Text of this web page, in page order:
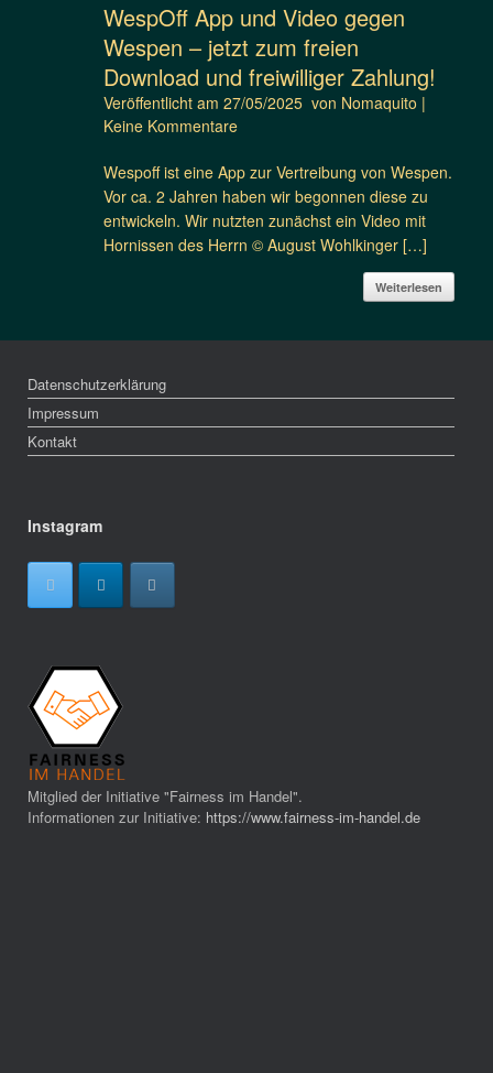
WespOff App und Video gegen
Wespen – jetzt zum freien
Download und freiwilliger Zahlung!
Veröffentlicht am 27/05/2025 von Nomaquito |
Keine Kommentare
Wespoff ist eine App zur Vertreibung von Wespen.
Vor ca. 2 Jahren haben wir begonnen diese zu
entwickeln. Wir nutzten zunächst ein Video mit
Hornissen des Herrn © August Wohlkinger […]
Weiterlesen
Datenschutzerklärung
Impressum
Kontakt
Instagram
Mitglied der Initiative "Fairness im Handel".
Informationen zur Initiative: https://www.fairness-im-handel.de